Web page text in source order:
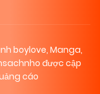
boylove, Manga,
được cập
cáo